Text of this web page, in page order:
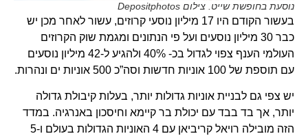
נוסעת בחופשת שייט. צילום Depositphotos
בעשור הקודם היו 17 מיליון נוסעי קרוזים, עשור לאחר מכן יש
כבר 30 מיליון נוסעים ועל פי הנתונים ומגמת שוק הקרוזים
העולמי הענף צפוי לגדול בכ- 40% ולהגיע ל-42 מיליון נוסעים
עם תוספת של 100 אוניות חדשות וסה”כ 500 אוניות ים ונהרות.
יש צפי גם לבניית אוניות גדולות יותר, בעלות קיבולת גדולה
יותר, אך בד בבד עם יכולת בר קיימא וחיסכון באנרגיה. במדד
הזה מובילה רויאל קריביאן עם 4 האוניות הגדולות בעולם ו-5